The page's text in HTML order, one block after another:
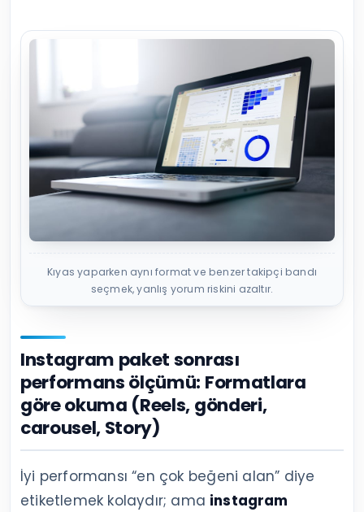
Kıyas yaparken aynı format ve benzer takipçi bandı
seçmek, yanlış yorum riskini azaltır.
Instagram paket sonrası
performans ölçümü: Formatlara
göre okuma (Reels, gönderi,
carousel, Story)
İyi performansı “en çok beğeni alan” diye
etiketlemek kolaydır; ama instagram